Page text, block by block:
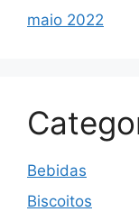
maio 2022
Bebidas
Biscoitos